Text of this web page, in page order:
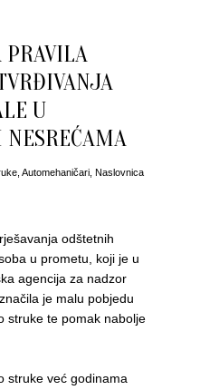
PRAVILA
U
Automehaničari Naslovnica
odštetnih
u prometu, koji je u
agencija za nadzor
je malu pobjedu
struke te pomak nabolje
struke već godinama